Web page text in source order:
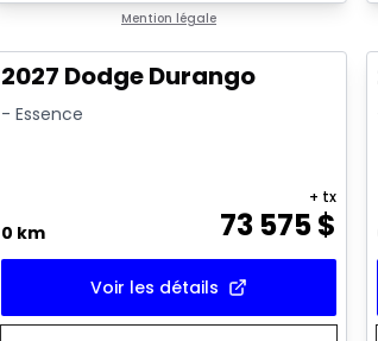
Mention légale
2027 Dodge Durango
- Essence
0 km 73 575$
+ tx
Voir les détails